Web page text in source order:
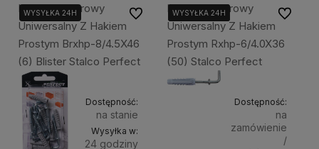
Kołek Rozporowy
Uniwersalny Z Hakiem
Prostym Brxhp-8/4.5X46
(6) Blister Stalco Perfect
WYSYŁKA 24H
Dostępność:
na stanie
Wysyłka w:
24 godziny
Do ulubionychKołek Rozporowy
Uniwersalny Z Hakiem
Prostym Rxhp-6/4.0X36
(50) Stalco Perfect
WYSYŁKA 24H
WYSYŁKA 24H
WYSYŁKA 24H
Dostępność:
na
zamówienie
/
Do